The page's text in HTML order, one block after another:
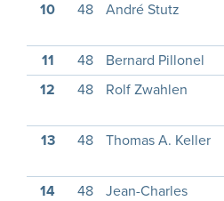
10
48 André Stutz
11
48 Bernard Pillonel
12
48 Rolf Zwahlen
13
48 Thomas A. Keller
14
48
Jean-Charles